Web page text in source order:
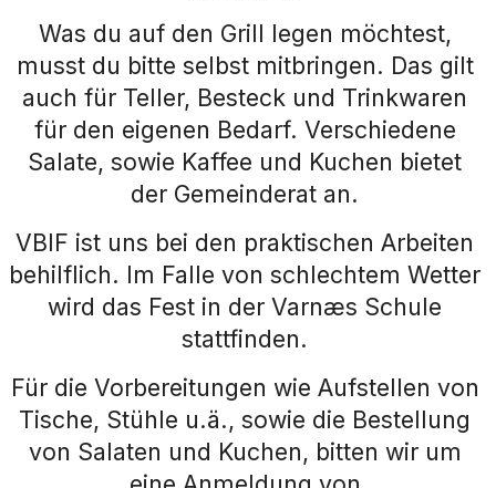
Was du auf den Grill legen möchtest,
musst du bitte selbst mitbringen. Das gilt
auch für Teller, Besteck und Trinkwaren
für den eigenen Bedarf. Verschiedene
Salate, sowie Kaffee und Kuchen bietet
der Gemeinderat an.
VBIF ist uns bei den praktischen Arbeiten
behilflich. Im Falle von schlechtem Wetter
wird das Fest in der Varnæs Schule
stattfinden.
Für die Vorbereitungen wie Aufstellen von
Tische, Stühle u.ä., sowie die Bestellung
von Salaten und Kuchen, bitten wir um